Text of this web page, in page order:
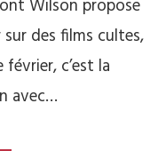
Wilson propose
des films cultes,
c’est la
avec…